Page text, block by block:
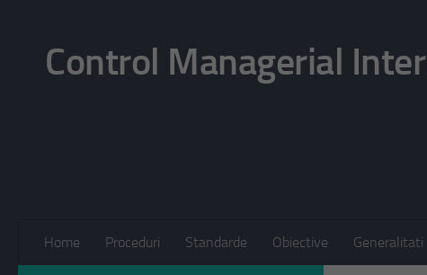
Control Managerial
Home Proceduri Standarde Obiective Generalitati